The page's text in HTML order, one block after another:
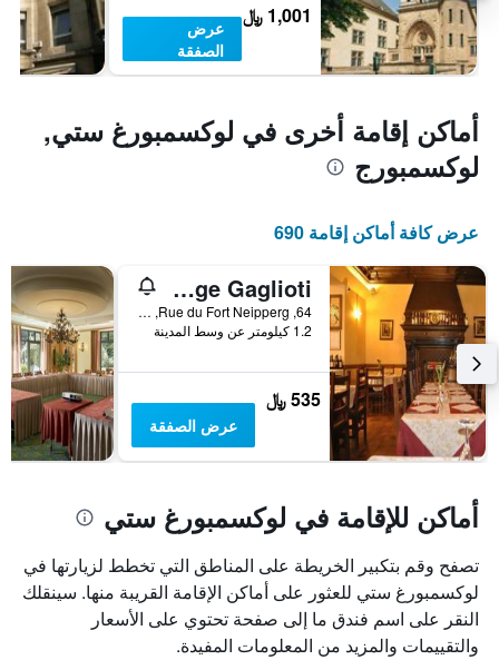
1,001 ﷼
عرض
الصفقة
أماكن إقامة أخرى في لوكسمبورغ ستي,
لوكسمبورج
عرض كافة أماكن إقامة 690
Auberge Gaglioti
64, Rue du Fort Neipperg, لوكسمبورغ ستي, مقاطعة لوكسمبورغ, لوكسمبورج
1.2 كيلومتر عن وسط المدينة
535 ﷼
عرض الصفقة
أماكن للإقامة في لوكسمبورغ ستي
تصفح وقم بتكبير الخريطة على المناطق التي تخطط لزيارتها في
لوكسمبورغ ستي للعثور على أماكن الإقامة القريبة منها. سينقلك
النقر على اسم فندق ما إلى صفحة تحتوي على الأسعار
والتقييمات والمزيد من المعلومات المفيدة.